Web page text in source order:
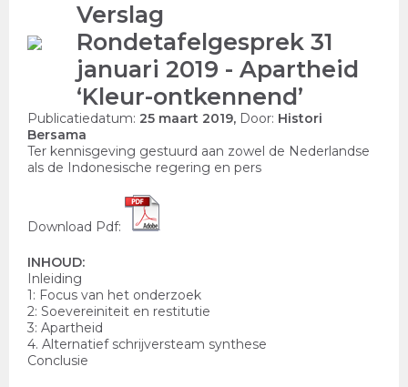
Verslag
Rondetafelgesprek 31
januari 2019 - Apartheid
‘Kleur-ontkennend’
Publicatiedatum: 25 maart 2019, Door: Histori
Bersama
Ter kennisgeving gestuurd aan zowel de Nederlandse
als de Indonesische regering en pers
Download Pdf:
INHOUD:
Inleiding
1: Focus van het onderzoek
2: Soevereiniteit en restitutie
3: Apartheid
4. Alternatief schrijversteam synthese
Conclusie